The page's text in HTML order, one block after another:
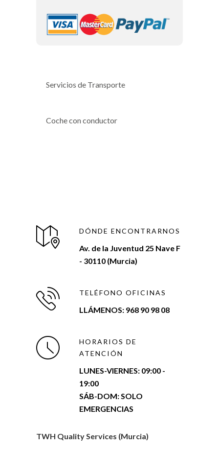
Servicios de Transporte
Coche con conductor
DÓNDE ENCONTRARNOS
Av. de la Juventud 25 Nave F
- 30110 (Murcia)
TELÉFONO OFICINAS
LLÁMENOS: 968 90 98 08
HORARIOS DE
ATENCIÓN
LUNES-VIERNES: 09:00 -
19:00
SÁB-DOM: SOLO
EMERGENCIAS
TWH Quality Services (Murcia)